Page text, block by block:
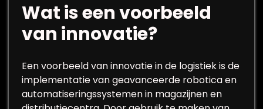
Wat is een voorbeeld
van innovatie?
Een voorbeeld van innovatie in de logistiek is de
implementatie van geavanceerde robotica en
automatiseringssystemen in magazijnen en